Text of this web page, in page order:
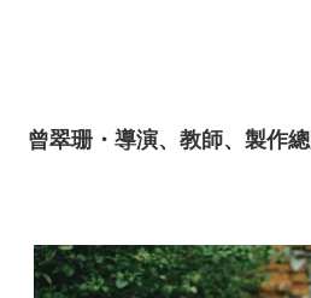
曾翠珊・導演、教師、製作